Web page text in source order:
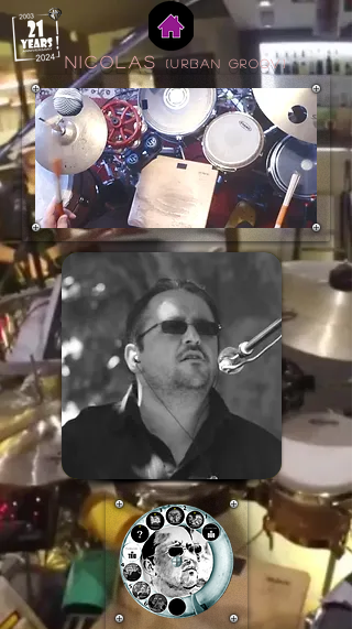
NICOLAS(urban groov)